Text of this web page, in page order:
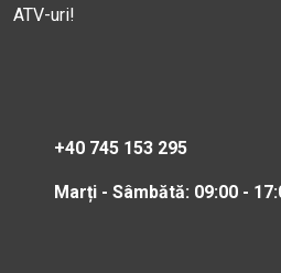
ATV-uri!
+40 745 153 295
Marți - Sâmbătă: 09:00 -